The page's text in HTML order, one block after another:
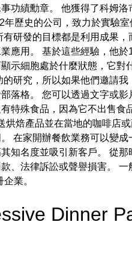
功績勳章。 他獲得了科姆洛
歷史的公司，致力於實驗
研發的目標都是利用成果
應用。 基於這些經驗，他
示細胞處於什麼狀態，它
研究，所以如果他們邀請
落格。 您可以透過文字或
特殊食品，因為它不出售
烘焙產品並在當地的咖啡店
在家開辦餐飲業務可以變
知名度並吸引新客戶。 從
、法律訴訟或聲譽損害。
業。
Dinner